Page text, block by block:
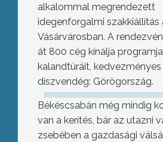
alkalommal megrendezett
idegenforgalmi szakkiállítás
Vásárvárosban. A
át 800 cég kínálja
kalandtúráit, kedvezményes
díszvendég: Görögország.
Békéscsabán még mindig
van a kerítés, bár az utazni
zsebében a gazdasági